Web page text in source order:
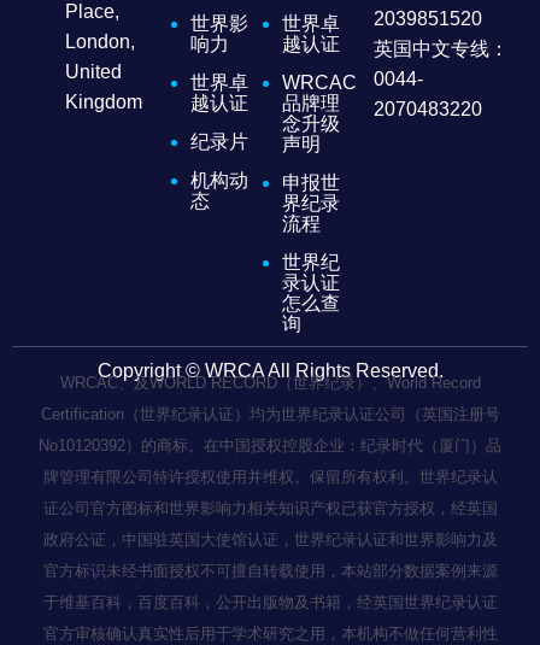
Place,
London,
United
Kingdom
世界影
响力
世界卓
越认证
纪录片
机构动
态
世界卓
越认证
WRCAC
品牌理
念升级
声明
申报世
界纪录
流程
世界纪
录认证
怎么查
询
2039851520
英国中文专线：
0044-
2070483220
Copyright © WRCA All Rights Reserved.
WRCAC、及WORLD RECORD（世界纪录）、World Record
Certification（世界纪录认证）均为世界纪录认证公司（英国注册号
No10120392）的商标。在中国授权控股企业：纪录时代（厦门）品
牌管理有限公司特许授权使用并维权。保留所有权利。世界纪录认
证公司官方图标和世界影响力相关知识产权已获官方授权，经英国
政府公证，中国驻英国大使馆认证，世界纪录认证和世界影响力及
官方标识未经书面授权不可擅自转载使用，本站部分数据案例来源
于维基百科，百度百科，公开出版物及书籍，经英国世界纪录认证
官方审核确认真实性后用于学术研究之用，本机构不做任何营利性